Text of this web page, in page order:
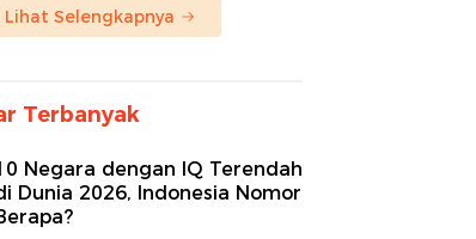
Lihat Selengkapnya
Terbanyak
Negara dengan IQ Terendah
Dunia 2026, Indonesia Nomor